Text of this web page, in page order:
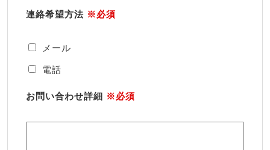
連絡希望方法 ※必須
メール
電話
お問い合わせ詳細 ※必須